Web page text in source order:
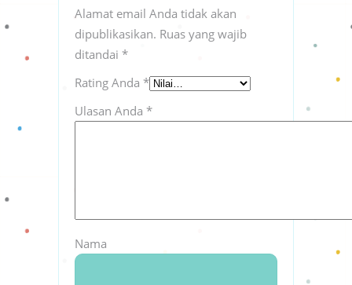
Alamat email Anda tidak akan
dipublikasikan. Ruas yang wajib
ditandai *
Rating Anda *
Ulasan Anda *
Nama